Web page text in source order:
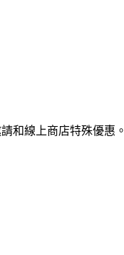
和線上商店特殊優惠。